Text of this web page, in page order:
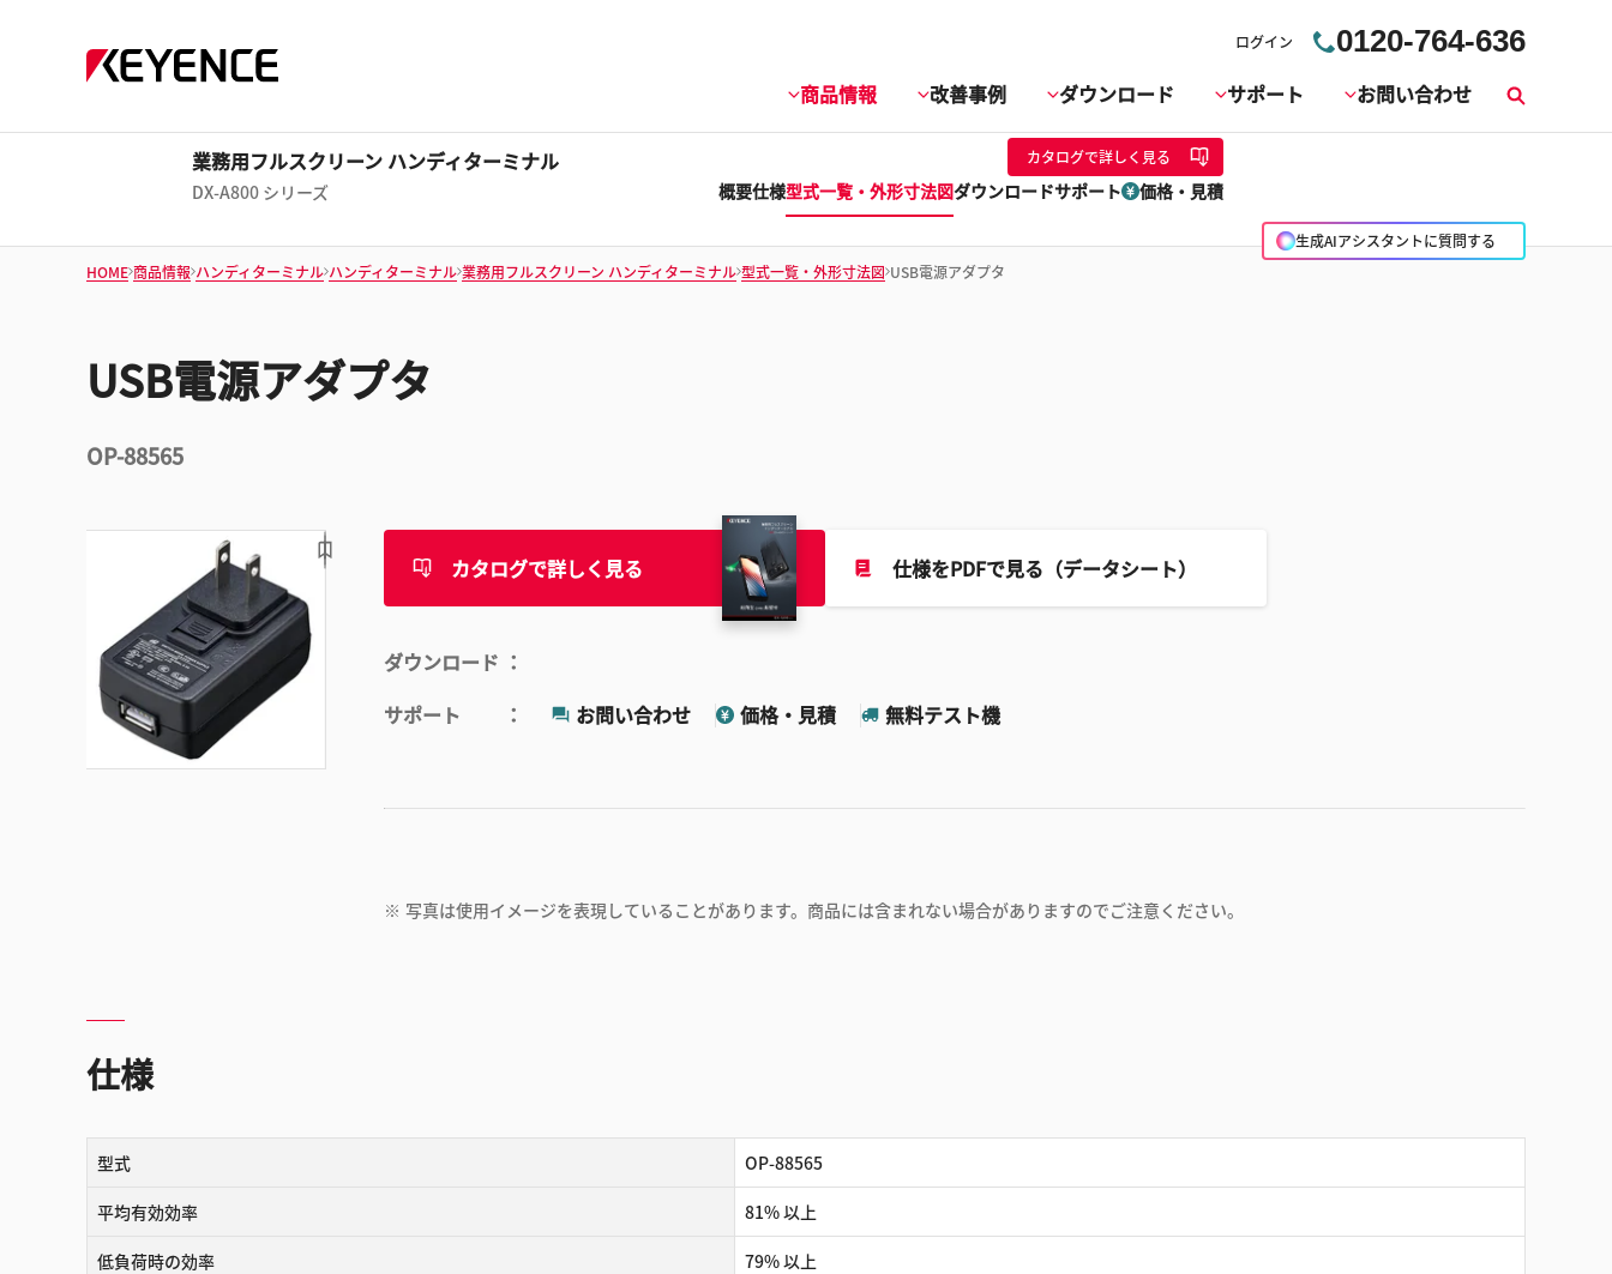
ログイン 0120-764-636
商品情報 改善事例 ダウンロード サポート お問い合わせ
索
業務用フルスクリーン ハンディターミナル
DX-A800 シリーズ
生成AIアシスタントに質問する
カタログで詳しく見る
概要仕様型式一覧・外形寸法図ダウンロードサポート 価格・見積
HOME 商品情報 ハンディターミナル ハンディターミナル 業務用フルスクリーン ハンディターミナル 型式一覧・外形寸法図 USB電源アダプタ
USB電源アダプタ
OP-88565
カタログで詳しく見る 仕様をPDFで見る（データシート）
ダウンロード
サポート
お問い合わせ 価格・見積 無料テスト機
※ 写真は使用イメージを表現していることがあります。商品には含まれない場合がありますのでご注意ください。
仕様
型式 OP-88565
平均有効効率 81% 以上
低負荷時の効率 79% 以上